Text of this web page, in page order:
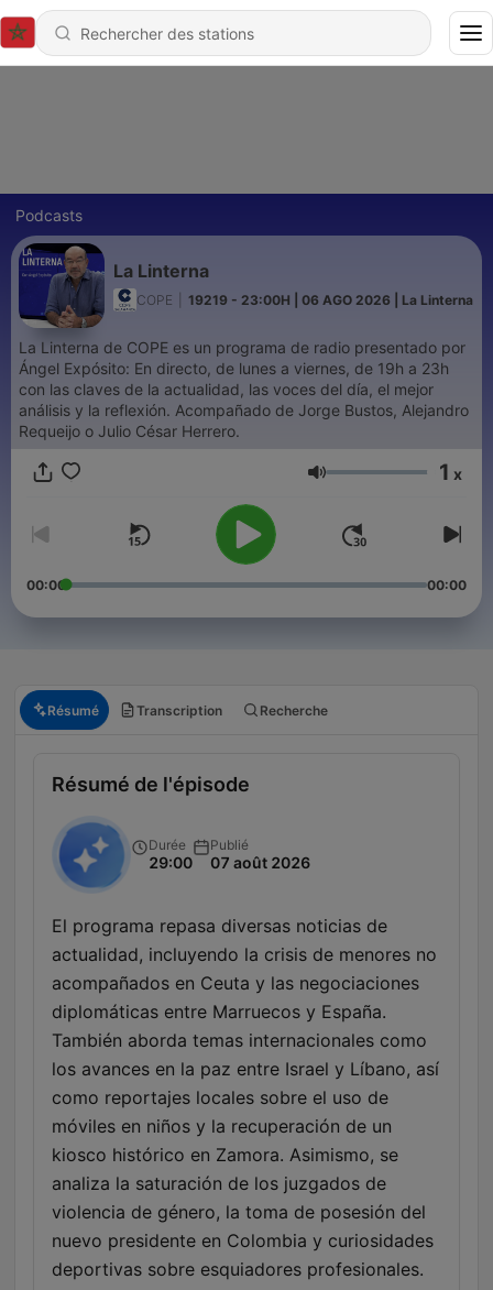
Podcasts
La Linterna
COPE 19219 - 23:00H | 06 AGO 2026 | La Linterna
La Linterna de COPE es un programa de radio presentado por
Ángel Expósito: En directo, de lunes a viernes, de 19h a 23h
con las claves de la actualidad, las voces del día, el mejor
análisis y la reflexión. Acompañado de Jorge Bustos, Alejandro
Requeijo o Julio César Herrero.
Volume 1 x
00:00 00:00
Résumé Transcription Recherche
Résumé de l'épisode
Durée
29:00
Publié
07 août 2026
El programa repasa diversas noticias de
actualidad, incluyendo la crisis de menores no
acompañados en Ceuta y las negociaciones
diplomáticas entre Marruecos y España.
También aborda temas internacionales como
los avances en la paz entre Israel y Líbano, así
como reportajes locales sobre el uso de
móviles en niños y la recuperación de un
kiosco histórico en Zamora. Asimismo, se
analiza la saturación de los juzgados de
violencia de género, la toma de posesión del
nuevo presidente en Colombia y curiosidades
deportivas sobre esquiadores profesionales.